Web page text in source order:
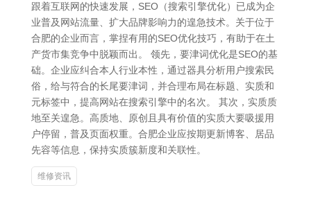
跟着互联网的快速发展，SEO（搜索引擎优化）已成为企
业普及网站流量、扩大品牌影响力的遑急技术。关于位于
合肥的企业而言，掌捏有用的SEO优化技巧，有助于在土
产货市集竞争中脱颖而出。 领先，要津词优化是SEO的基
础。企业应纠合本人行业本性，通过器具分析用户搜索民
俗，给与符合的长尾要津词，并合理布局在标题、实质和
元标签中，提高网站在搜索引擎中的名次。 其次，实质质
地至关遑急。高质地、原创且具有价值的实质大要吸援用
户停留，普及页面权重。合肥企业应按期更新博客、居品
先容等信息，保持实质簇新度和关联性。
维修资讯